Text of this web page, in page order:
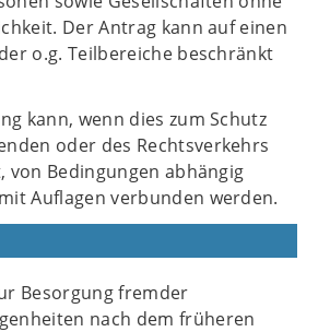
Der Antrag kann auf einen
o.g. Teilbereiche beschränkt
kann, wenn dies zum Schutz
oder des Rechtsverkehrs
von Bedingungen abhängig
Auflagen verbunden werden.
Besorgung fremder
nach dem früheren